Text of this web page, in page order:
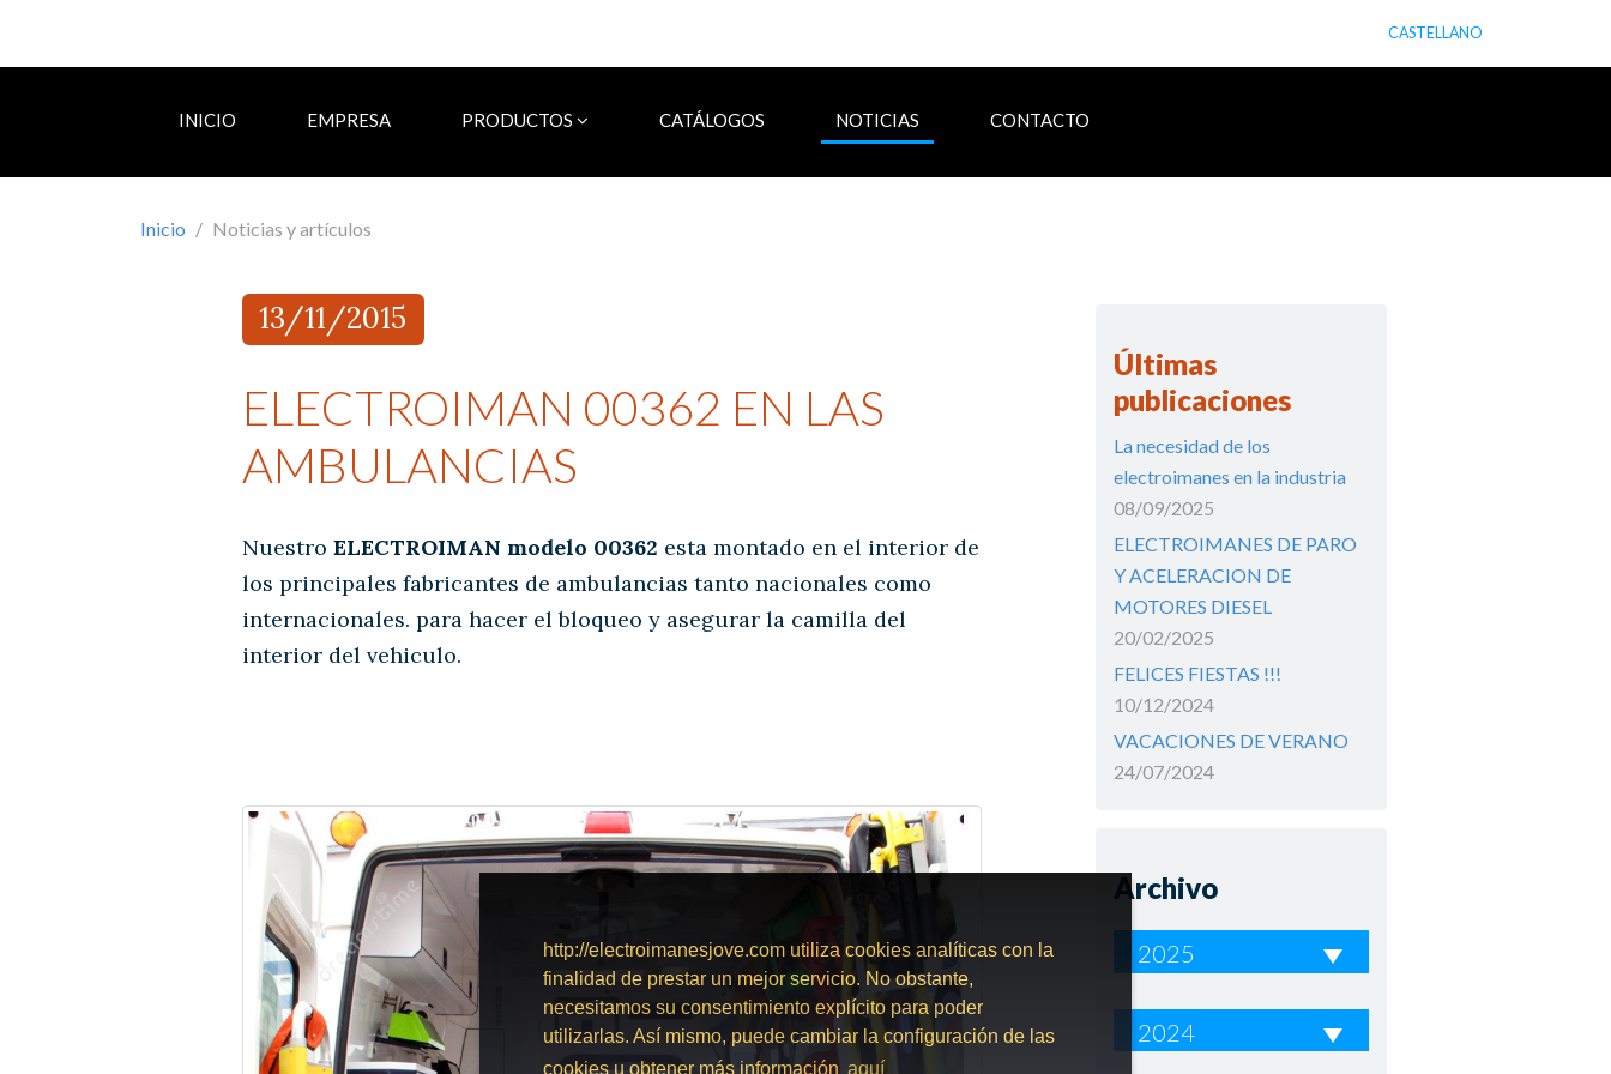
http://electroimanesjove.com utiliza cookies analíticas con la
finalidad de prestar un mejor servicio. No obstante,
necesitamos su consentimiento explícito para poder
utilizarlas. Así mismo, puede cambiar la configuración de las
cookies u obtener más información aquí
CASTELLANO
INICIO EMPRESA PRODUCTOS CATÁLOGOS NOTICIAS CONTACTO
Inicio Noticias y artículos
13/11/2015
ELECTROIMAN 00362 EN LAS
AMBULANCIAS
Nuestro ELECTROIMAN modelo 00362 esta montado en el interior de
los principales fabricantes de ambulancias tanto nacionales como
internacionales. para hacer el bloqueo y asegurar la camilla del
interior del vehiculo.
Últimas
publicaciones
La necesidad de los
electroimanes en la industria
08/09/2025
ELECTROIMANES DE PARO
Y ACELERACION DE
MOTORES DIESEL
20/02/2025
FELICES FIESTAS !!!
10/12/2024
VACACIONES DE VERANO
24/07/2024
Archivo
2025
electroimanes en la industria
2024